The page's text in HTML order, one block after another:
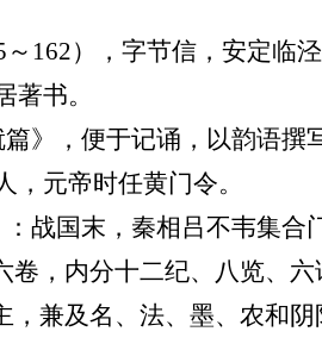
162），字节信，安定临
著书。
》，便于记诵，以韵语撰
，元帝时任黄门令。
战国末，秦相吕不韦集合
卷，内分十二纪、八览、
，兼及名、法、墨、农和